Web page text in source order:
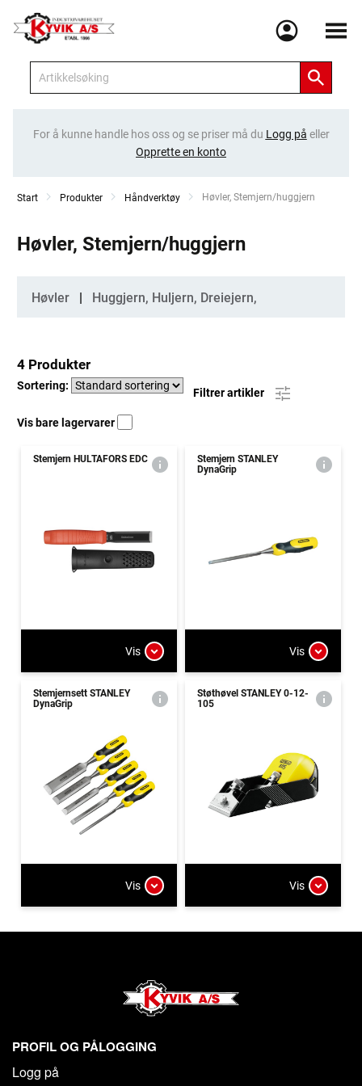
Meny
For å kunne handle hos oss og se priser må du Logg på eller
Opprette en konto
Start Produkter Håndverktøy Current:
Høvler, Stemjern/huggjern
Høvler, Stemjern/huggjern
Kategorier
Høvler Huggjern, Huljern, Dreiejern,
4 Produkter
Sortering:
Filtrer artikler
Vis bare lagervarer
Stemjern HULTAFORS EDC
Vis
Stemjern STANLEY
DynaGrip
Vis
Stemjernsett STANLEY
DynaGrip
Vis
Støthøvel STANLEY 0-12-
105
Vis
PROFIL OG PÅLOGGING
Logg på